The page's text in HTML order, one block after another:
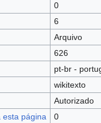
0
6
Arquivo
626
pt-br -
wikitexto
Autorizado
esta página
0